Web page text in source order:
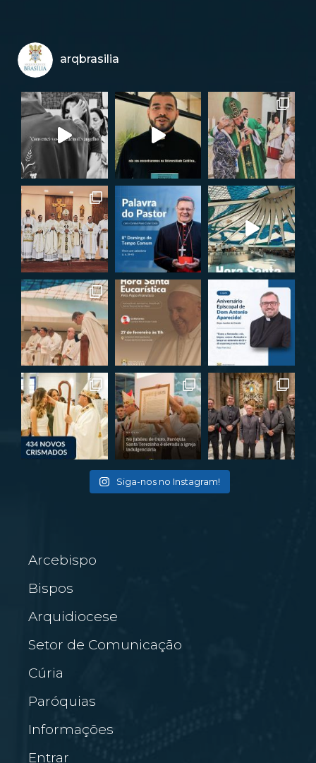
arqbrasilia
Siga-nos no Instagram!
Arcebispo
Bispos
Arquidiocese
Setor de Comunicação
Cúria
Paróquias
Informações
Entrar